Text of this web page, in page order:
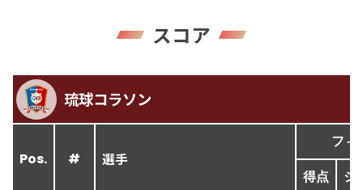
スコア
琉球コラソン
Pos. # 選手
フィ
得点 シ